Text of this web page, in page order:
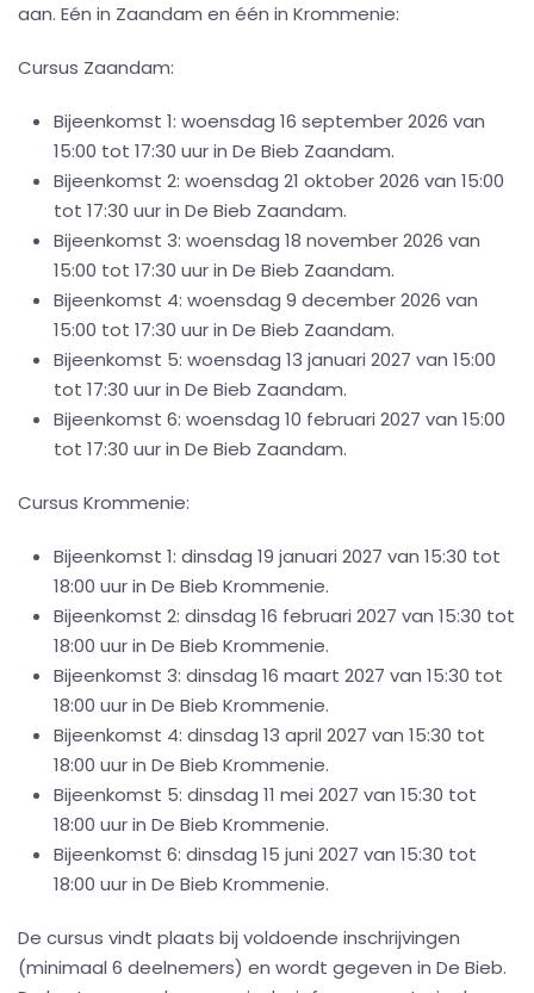
aan. Eén in Zaandam en één in Krommenie:
Cursus Zaandam:
Bijeenkomst 1: woensdag 16 september 2026 van
15:00 tot 17:30 uur in De Bieb Zaandam.
Bijeenkomst 2: woensdag 21 oktober 2026 van 15:00
tot 17:30 uur in De Bieb Zaandam.
Bijeenkomst 3: woensdag 18 november 2026 van
15:00 tot 17:30 uur in De Bieb Zaandam.
Bijeenkomst 4: woensdag 9 december 2026 van
15:00 tot 17:30 uur in De Bieb Zaandam.
Bijeenkomst 5: woensdag 13 januari 2027 van 15:00
tot 17:30 uur in De Bieb Zaandam.
Bijeenkomst 6: woensdag 10 februari 2027 van 15:00
tot 17:30 uur in De Bieb Zaandam.
Cursus Krommenie:
Bijeenkomst 1: dinsdag 19 januari 2027 van 15:30 tot
18:00 uur in De Bieb Krommenie.
Bijeenkomst 2: dinsdag 16 februari 2027 van 15:30 tot
18:00 uur in De Bieb Krommenie.
Bijeenkomst 3: dinsdag 16 maart 2027 van 15:30 tot
18:00 uur in De Bieb Krommenie.
Bijeenkomst 4: dinsdag 13 april 2027 van 15:30 tot
18:00 uur in De Bieb Krommenie.
Bijeenkomst 5: dinsdag 11 mei 2027 van 15:30 tot
18:00 uur in De Bieb Krommenie.
Bijeenkomst 6: dinsdag 15 juni 2027 van 15:30 tot
18:00 uur in De Bieb Krommenie.
De cursus vindt plaats bij voldoende inschrijvingen
(minimaal 6 deelnemers) en wordt gegeven in De Bieb.